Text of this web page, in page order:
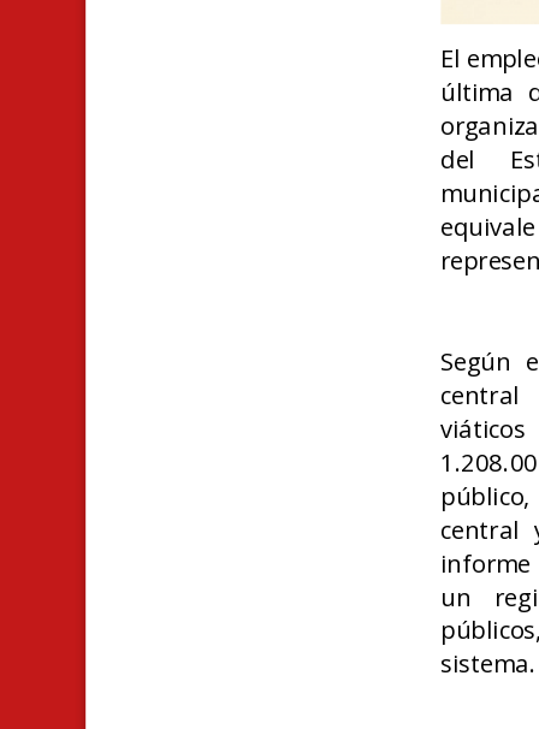
El
última
del
Según
central
central
un
sistema.